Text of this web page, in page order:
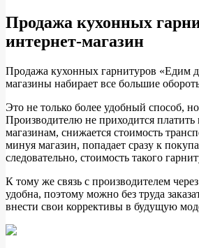
Продажа кухонных
интернет-магазин
Продажа кухонных гарнитуров «Едим
магазины набирает все большие
Это не только более удобный способ,
Производителю не приходится
магазинам, снижается стоимость
минуя магазин, попадает сразу к
следовательно, стоимость такого
К тому же связь с производителем
удобна, поэтому можно без труда
внести свои коррективы в будущую